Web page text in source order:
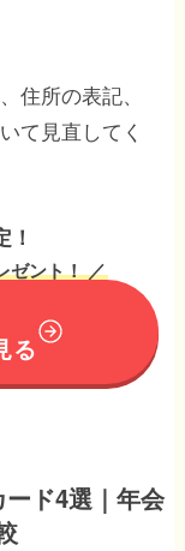
住所の表記、
て見直してく
ゼント！ ／
る
ド4選｜年会